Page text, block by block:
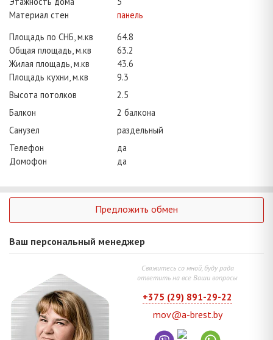
Материал стен
панель
Площадь по СНБ, м.кв
64.8
Общая площадь, м.кв
63.2
Жилая площадь, м.кв
43.6
Площадь кухни, м.кв
9.3
Высота потолков
2.5
Балкон
2 балкона
Санузел
раздельный
Телефон
да
Домофон
да
Предложить обмен
Ваш персональный менеджер
Свяжитесь со мной, буду рада
ответить на все Ваши вопросы
+375 (29) 891-29-22
mov@a-brest.by